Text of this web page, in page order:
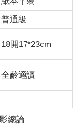
、代印，按膠片長
規模公司的歡迎，
的《紅粉骷髏》，
看，是有一定計劃
時企業方式，目的
之助，一面運售外
華僑內向之情」
）。但是，商務這
司合作而逐漸變
景片，並未能得到
普通級
18開17*23cm
全齡適讀
總論